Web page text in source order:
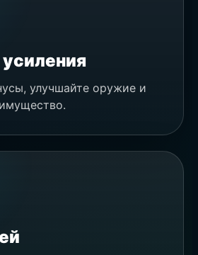
улучшайте оружие и